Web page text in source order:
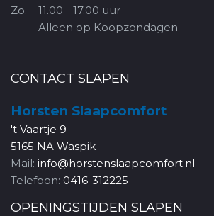
Zo.
11.00 - 17.00 uur
Alleen op Koopzondagen
CONTACT SLAPEN
Horsten Slaapcomfort
't Vaartje 9
5165 NA Waspik
Mail: info@horstenslaapcomfort.nl
Telefoon: 0416-312225
OPENINGSTIJDEN SLAPEN